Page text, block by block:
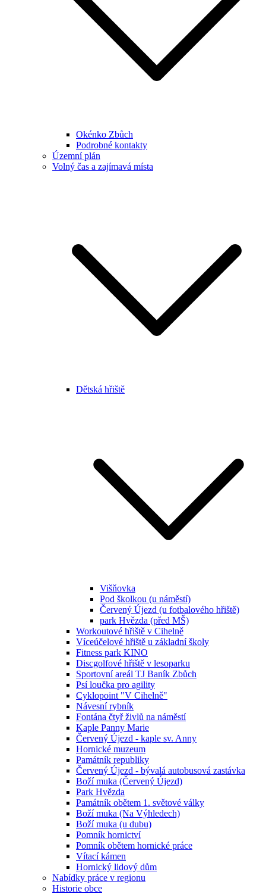
Okénko Zbůch
Podrobné kontakty
Územní plán
Volný čas a zajímavá místa
Dětská hřiště
Višňovka
Pod školkou (u náměstí)
Červený Újezd (u fotbalového hřiště)
park Hvězda (před MŠ)
Workoutové hřiště v Cihelně
Víceúčelové hřiště u základní školy
Fitness park KINO
Discgolfové hřiště v lesoparku
Sportovní areál TJ Baník Zbůch
Psí loučka pro agility
Cyklopoint "V Cihelně"
Návesní rybník
Fontána čtyř živlů na náměstí
Kaple Panny Marie
Červený Újezd - kaple sv. Anny
Hornické muzeum
Památník republiky
Červený Újezd - bývalá autobusová zastávka
Boží muka (Červený Újezd)
Park Hvězda
Památník obětem 1. světové války
Boží muka (Na Výhledech)
Boží muka (u dubu)
Pomník hornictví
Pomník obětem hornické práce
Vítací kámen
Hornický lidový dům
Nabídky práce v regionu
Historie obce